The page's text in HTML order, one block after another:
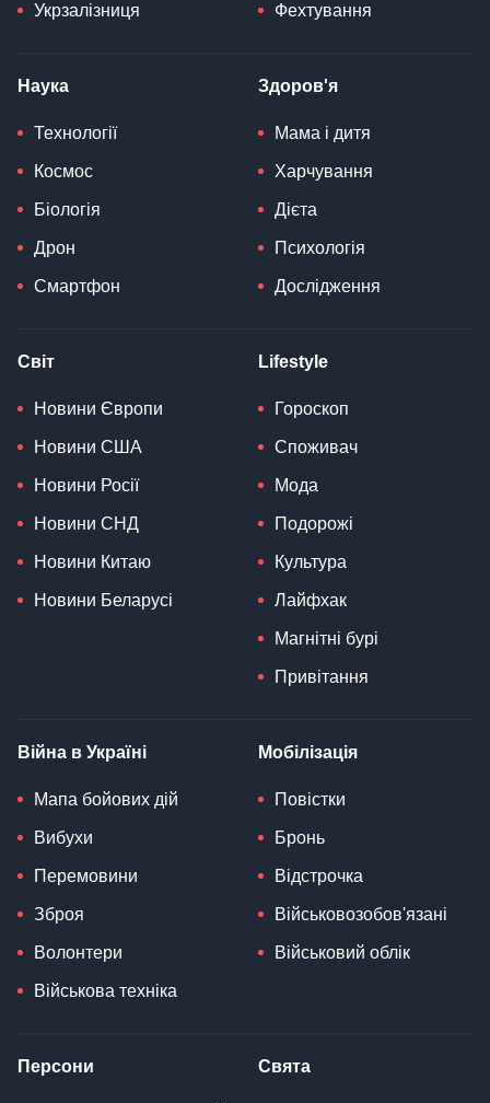
Укрзалізниця Фехтування
Наука
Технології
Космос
Біологія
Дрон
Смартфон
Здоров'я
Мама і дитя
Харчування
Дієта
Психологія
Дослідження
Світ
Новини Європи
Новини США
Новини Росії
Новини СНД
Новини Китаю
Новини Беларусі
Lifestyle
Гороскоп
Споживач
Мода
Подорожі
Культура
Лайфхак
Магнітні бурі
Привітання
Війна в Україні
Мапа бойових дій
Вибухи
Перемовини
Зброя
Волонтери
Військова техніка
Мобілізація
Повістки
Бронь
Відстрочка
Військовозобов'язані
Військовий облік
Персони Свята